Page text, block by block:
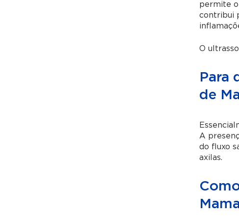
permite
contribui
O
Para
de
A
do fluxo
axilas.